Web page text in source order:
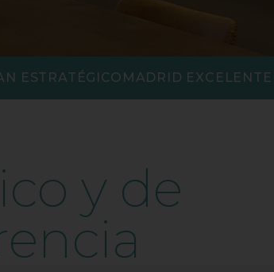
ESTRATÉGICO MADRID EXCELENTE
y de